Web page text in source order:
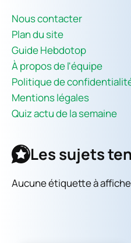
Nous contacter
Plan du site
Guide Hebdotop
À propos de l'équipe
Politique de
Mentions légales
Quiz actu de la semaine
Les sujets
Aucune étiquette à